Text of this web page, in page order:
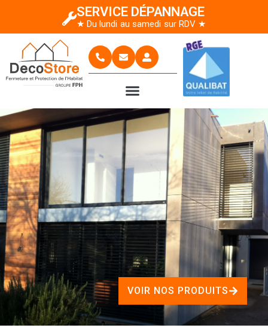
SERVICE DÉPANNAGE
★ Du lundi au samedi sur RDV ★
VOIR NOS PRODUITS